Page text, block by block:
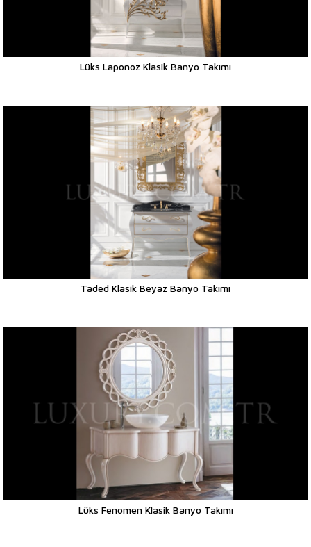
Lüks Laponoz Klasik Banyo Takımı
Taded Klasik Beyaz Banyo Takımı
Lüks Fenomen Klasik Banyo Takımı